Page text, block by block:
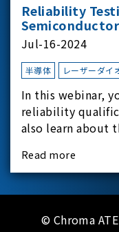
Reliability
Jul-16-2024
半導体 レーザーダイ
In this webinar,
reliability
also learn about
reliability-test-as-
Read more
© Chroma ATE